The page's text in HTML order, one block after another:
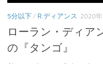
5分以下/ R.ディアンス 2020
ローラン・ディア
の『タンゴ』